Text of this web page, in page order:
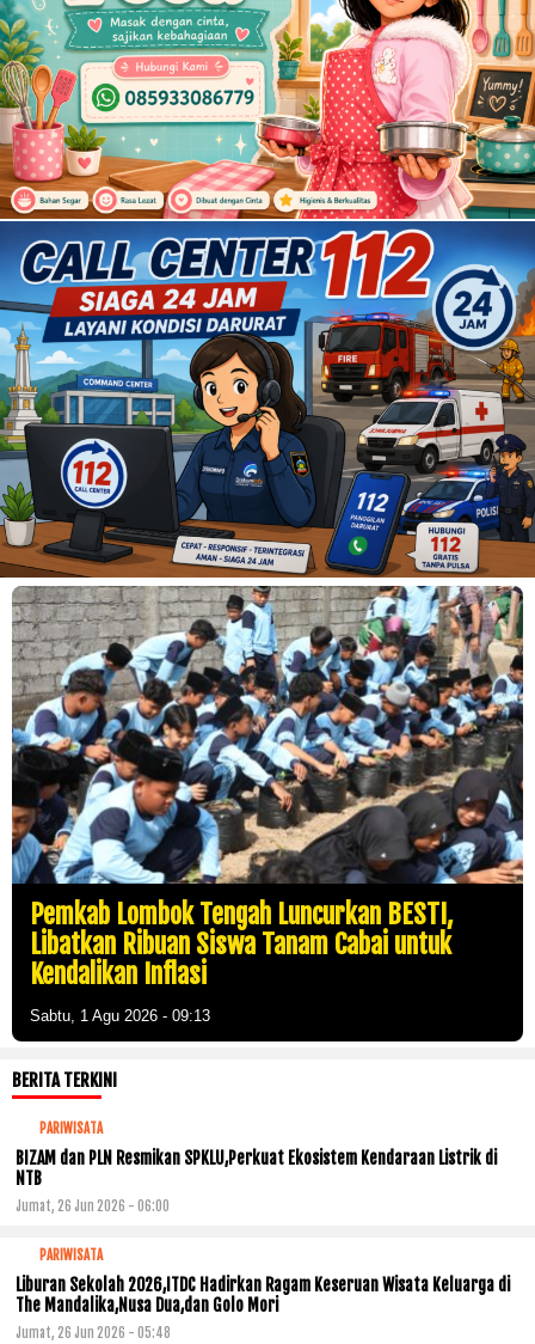
Pemkab Lombok Tengah Luncurkan BESTI,
Libatkan Ribuan Siswa Tanam Cabai untuk
Kendalikan Inflasi
Sabtu, 1 Agu 2026 - 09:13
BERITA TERKINI
PARIWISATA
BIZAM dan PLN Resmikan SPKLU,Perkuat Ekosistem Kendaraan Listrik di
NTB
Jumat, 26 Jun 2026 - 06:00
PARIWISATA
Liburan Sekolah 2026,ITDC Hadirkan Ragam Keseruan Wisata Keluarga di
The Mandalika,Nusa Dua,dan Golo Mori
Jumat, 26 Jun 2026 - 05:48